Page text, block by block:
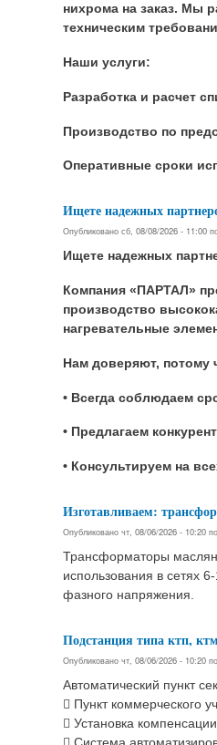
нихрома на заказ. Мы
техническим
Наши услуги:
Разработка и расчет
Производство по
Оперативные сроки
Ищете надежных
Опубликовано сб, 08/08/2026 - 11:00
Ищете надежных
Компания «ПАРТАЛ»
производство
нагревательные
Нам доверяют, потому
• Всегда соблюдаем
• Предлагаем
• Консультируем на
Изготавливаем:
Опубликовано чт, 08/06/2026 - 10:20
Трансформаторы
использования в сетях
фазного напряжения.
Подстанция типа ктп,
Опубликовано чт, 08/06/2026 - 10:20
Автоматический пункт
 Пункт коммерческого
 Установка
 Система